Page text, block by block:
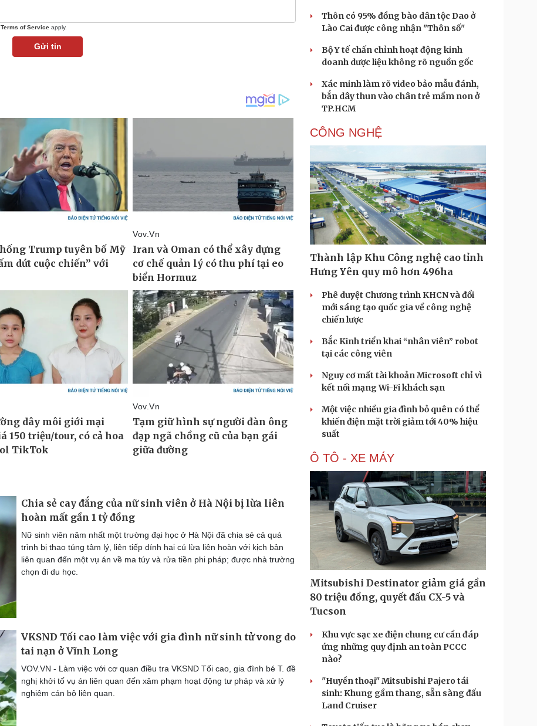
Terms of Service apply.
Gửi tin
Chia sẻ cay đắng của nữ sinh viên ở Hà Nội bị lừa liên
hoàn mất gần 1 tỷ đồng
Nữ sinh viên năm nhất một trường đại học ở Hà Nội đã chia sẻ cả quá
trình bị thao túng tâm lý, liên tiếp dính hai cú lừa liên hoàn với kịch bản
liên quan đến một vụ án về ma túy và rửa tiền phi pháp; được nhà trường
chọn đi du học.
VKSND Tối cao làm việc với gia đình nữ sinh tử vong do
tai nạn ở Vĩnh Long
VOV.VN - Làm việc với cơ quan điều tra VKSND Tối cao, gia đình bé T. đề
nghị khởi tố vụ án liên quan đến xâm phạm hoạt động tư pháp và xử lý
nghiêm cán bộ liên quan.
Thôn có 95% đồng bào dân tộc Dao ở
Lào Cai được công nhận "Thôn số"
Bộ Y tế chấn chỉnh hoạt động kinh
doanh dược liệu không rõ nguồn gốc
Xác minh làm rõ video bảo mẫu đánh,
bắn dây thun vào chân trẻ mầm non ở
TP.HCM
CÔNG NGHỆ
Thành lập Khu Công nghệ cao tỉnh
Hưng Yên quy mô hơn 496ha
Phê duyệt Chương trình KHCN và đổi
mới sáng tạo quốc gia về công nghệ
chiến lược
Bắc Kinh triển khai “nhân viên” robot
tại các công viên
Nguy cơ mất tài khoản Microsoft chỉ vì
kết nối mạng Wi-Fi khách sạn
Một việc nhiều gia đình bỏ quên có thể
khiến điện mặt trời giảm tới 40% hiệu
suất
Ô TÔ - XE MÁY
Mitsubishi Destinator giảm giá gần
80 triệu đồng, quyết đấu CX-5 và
Tucson
Khu vực sạc xe điện chung cư cần đáp
ứng những quy định an toàn PCCC
nào?
"Huyền thoại" Mitsubishi Pajero tái
sinh: Khung gầm thang, sẵn sàng đấu
Land Cruiser